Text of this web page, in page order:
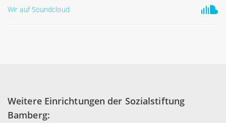
Wir auf Soundcloud
Weitere Einrichtungen der Sozialstiftung
Bamberg: